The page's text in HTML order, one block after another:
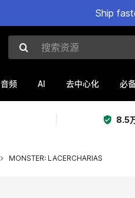
Ship
搜索资源
音频 AI 去中心化 必
8.5
MONSTER: LACERCHARIAS